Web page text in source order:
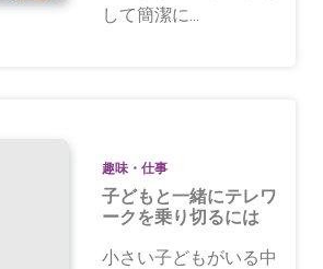
して簡潔に...
趣味・仕事
子どもと一緒にテレワ
ークを乗り切るには
小さい子どもがいる中